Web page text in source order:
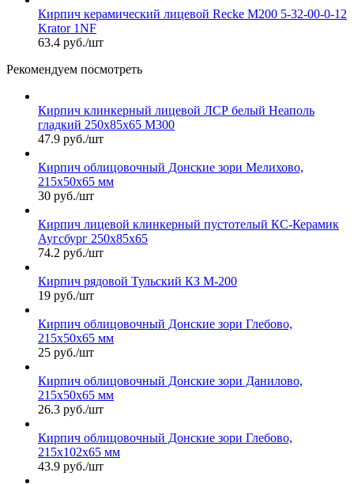
Кирпич керамический лицевой Recke М200 5-32-00-0-12
Krator 1NF
63.4 руб./шт
Рекомендуем посмотреть
Кирпич клинкерный лицевой ЛСР белый Неаполь
гладкий 250х85х65 М300
47.9 руб./шт
Кирпич облицовочный Донские зори Мелихово,
215х50х65 мм
30 руб./шт
Кирпич лицевой клинкерный пустотелый КС-Керамик
Аугсбург 250х85х65
74.2 руб./шт
Кирпич рядовой Тульский КЗ М-200
19 руб./шт
Кирпич облицовочный Донские зори Глебово,
215х50х65 мм
25 руб./шт
Кирпич облицовочный Донские зори Данилово,
215х50х65 мм
26.3 руб./шт
Кирпич облицовочный Донские зори Глебово,
215х102х65 мм
43.9 руб./шт